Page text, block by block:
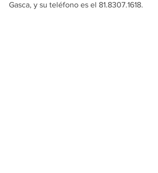
Gasca, y su teléfono es el 81.8307.1618.